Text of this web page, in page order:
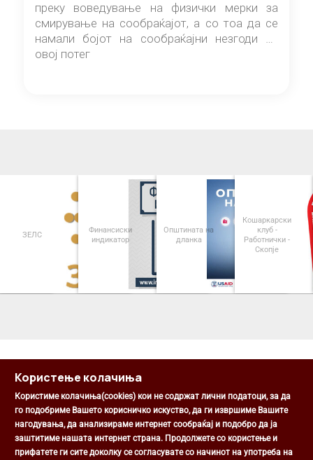
преку воведување на физички мерки за
смирување на сообраќајот, а со тоа да се
намали бојот на сообраќајни незгоди на
овој потег
ЗЕЛС
Финансиски
индикатор
Општината на
дланка
Кошаркарски
клуб -
Работнички -
Скопје
Општина Центар
Михаил Цоков бр. 1, Скопје
Користење колачиња
Користиме колачиња(cookies) кои не содржат лични податоци, за да
го подобриме Вашето корисничко искуство, да ги извршиме Вашите
нагодувања, да анализираме интернет сообраќај и подобро да ја
заштитиме нашата интернет страна. Продолжете со користење и
прифатете ги сите доколку се согласувате со начинот на употреба на